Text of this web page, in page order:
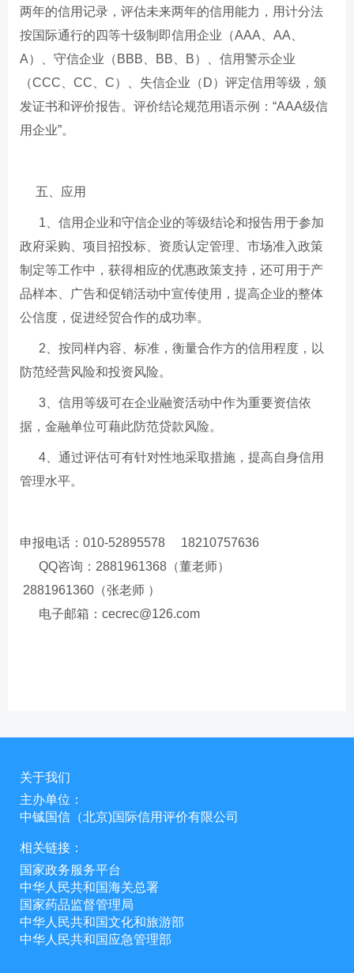
两年的信用记录，评估未来两年的信用能力，用计分法
按国际通行的四等十级制即信用企业（AAA、AA、
A）、守信企业（BBB、BB、B）、信用警示企业
（CCC、CC、C）、失信企业（D）评定信用等级，颁
发证书和评价报告。评价结论规范用语示例：“AAA级信
用企业”。
五、应用
1、信用企业和守信企业的等级结论和报告用于参加
政府采购、项目招投标、资质认定管理、市场准入政策
制定等工作中，获得相应的优惠政策支持，还可用于产
品样本、广告和促销活动中宣传使用，提高企业的整体
公信度，促进经贸合作的成功率。
2、按同样内容、标准，衡量合作方的信用程度，以
防范经营风险和投资风险。
3、信用等级可在企业融资活动中作为重要资信依
据，金融单位可藉此防范贷款风险。
4、通过评估可有针对性地采取措施，提高自身信用
管理水平。
申报电话：010-52895578 18210757636
QQ咨询：2881961368（董老师）
2881961360（张老师 ）
电子邮箱：cecrec@126.com
关于我们
主办单位：
中铖国信（北京)国际信用评价有限公司
相关链接：
国家政务服务平台
中华人民共和国海关总署
国家药品监督管理局
中华人民共和国文化和旅游部
中华人民共和国应急管理部